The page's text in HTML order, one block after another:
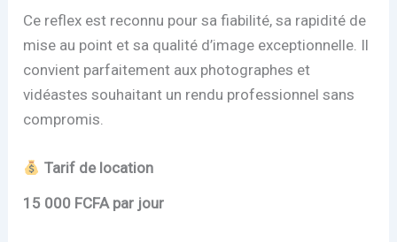
Ce reflex est reconnu pour sa fiabilité, sa rapidité de
mise au point et sa qualité d’image exceptionnelle. Il
convient parfaitement aux photographes et
vidéastes souhaitant un rendu professionnel sans
compromis.
Tarif de location
15 000 FCFA par jour